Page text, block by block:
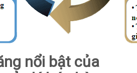
nổi bật của